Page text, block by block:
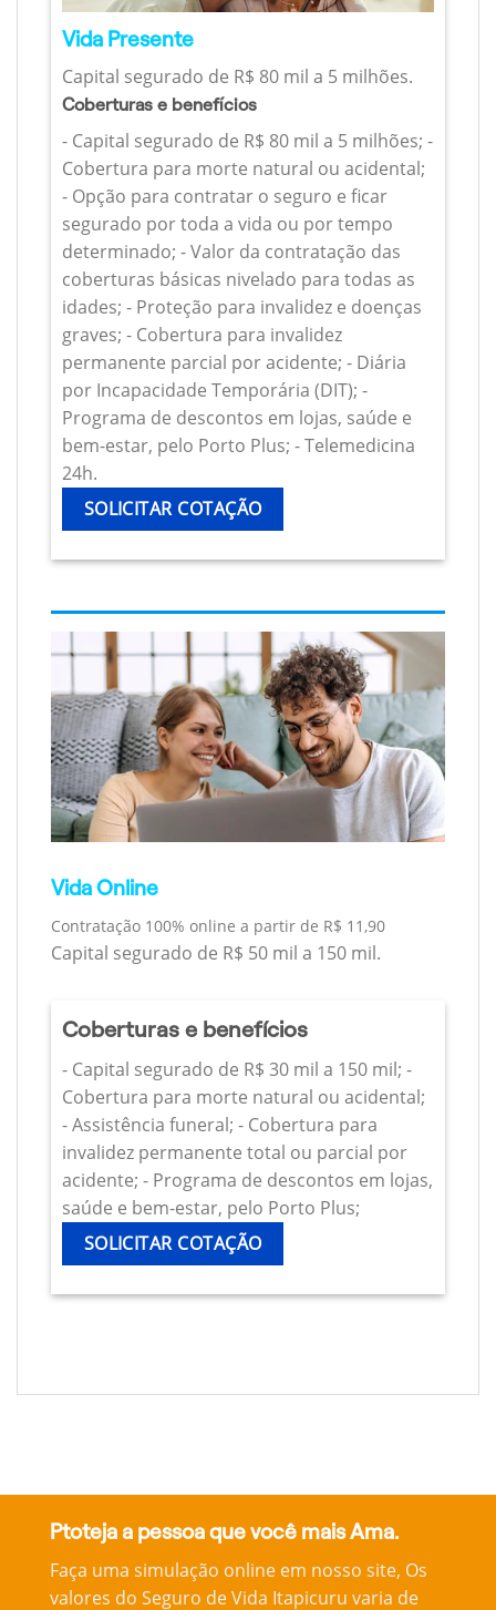
Vida Presente
Capital segurado de R$ 80 mil a 5 milhões.
Coberturas e benefícios
- Capital segurado de R$ 80 mil a 5 milhões; -
Cobertura para morte natural ou acidental;
- Opção para contratar o seguro e ficar
segurado por toda a vida ou por tempo
determinado; - Valor da contratação das
coberturas básicas nivelado para todas as
idades; - Proteção para invalidez e doenças
graves; - Cobertura para invalidez
permanente parcial por acidente; - Diária
por Incapacidade Temporária (DIT); -
Programa de descontos em lojas, saúde e
bem-estar, pelo Porto Plus; - Telemedicina
24h.
SOLICITAR COTAÇÃO
Vida Online
Contratação 100% online a partir de R$ 11,90
Capital segurado de R$ 50 mil a 150 mil.
Coberturas e benefícios
- Capital segurado de R$ 30 mil a 150 mil; -
Cobertura para morte natural ou acidental;
- Assistência funeral; - Cobertura para
invalidez permanente total ou parcial por
acidente; - Programa de descontos em lojas,
saúde e bem-estar, pelo Porto Plus;
SOLICITAR COTAÇÃO
Ptoteja a pessoa que você mais Ama.
Faça uma simulação online em nosso site, Os
valores do Seguro de Vida Itapicuru varia de